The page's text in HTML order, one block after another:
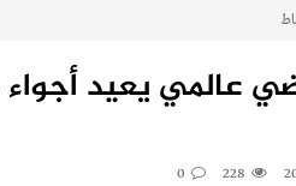
عالمي يعيد
228
0